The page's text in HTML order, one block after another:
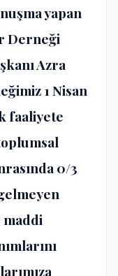
yapan
Derneği
Azra
1 Nisan
faaliyete
0/3
maddi